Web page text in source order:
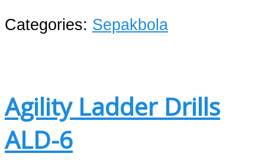
Categories: Sepakbola
Agility Ladder Drills
ALD-6